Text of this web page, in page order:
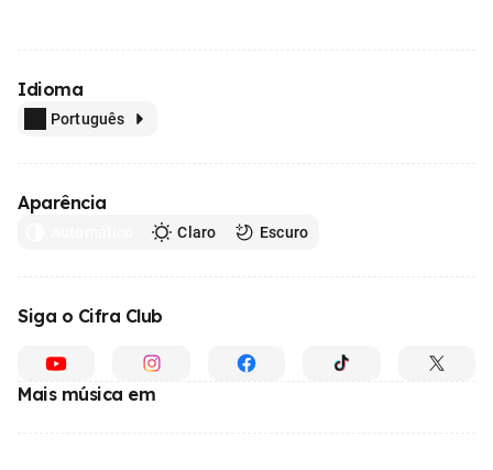
Idioma
Português
Aparência
Claro Escuro
Siga o Cifra Club
Mais música em